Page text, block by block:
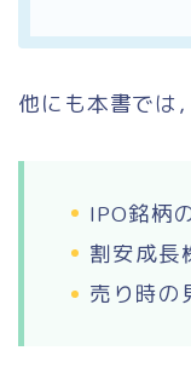
他にも本書では，
IPO銘柄
割安成長
売り時の